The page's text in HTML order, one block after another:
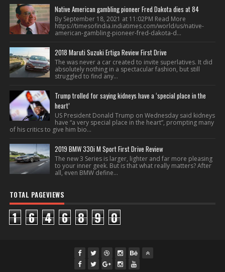
Native American gambling pioneer Fred Dakota dies at 84
By September 18, 2021 at 11:02PM Read More
https://timesofindia.indiatimes.com/world/us/native-
american-gambling-pioneer-fred-dakota-d...
2018 Maruti Suzuki Ertiga Review First Drive
The was never a car created to invite superlatives. It did
absolutely nothing in a spectacular fashion, but still
struggled to find any...
Trump trolled for saying kidneys have a ‘special place in the
heart’
US President Donald Trump on Wednesday said kidneys
have “a very special place in the heart”, prompting many
of his critics to give him bio...
2019 BMW 330i M Sport First Drive Review
The new 3 Series is larger, lighter and far more pleasing
to your inner geek. But is that what really matters? After
all, even BMW define...
TOTAL PAGEVIEWS
1 6 4 6 8 9 0